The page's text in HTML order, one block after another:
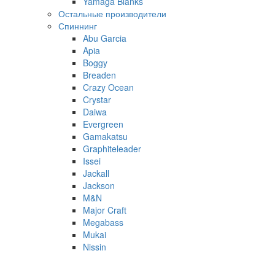
Остальные производители
Спиннинг
Abu Garcia
Apia
Boggy
Breaden
Crazy Ocean
Crystar
Daiwa
Evergreen
Gamakatsu
Graphiteleader
Issei
Jackall
Jackson
M&N
Major Craft
Megabass
Mukai
Nissin